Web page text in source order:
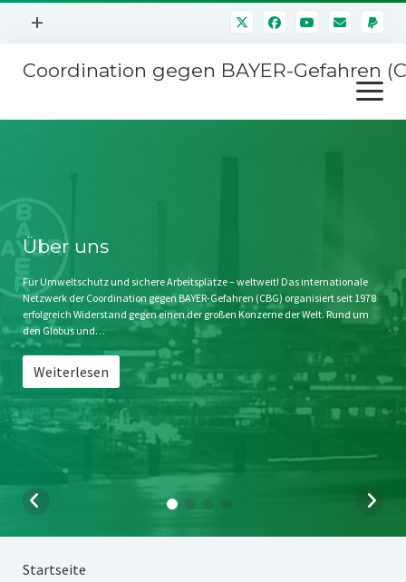
Menü
+
Mitmachen
Kontakt
Impressum
Störfälle
Coordination gegen BAYER-Gefahren
Menü
öffnen
Stichwort BAYER
Jahrestagung
SPENDEN
Über uns
Für Umweltschutz und sichere Arbeitsplätze – weltweit! Das internationale
Netzwerk der Coordination gegen BAYER-Gefahren (CBG) organisiert seit 1978
erfolgreich Widerstand gegen einen der großen Konzerne der Welt. Rund um
den Globus und…
Weiterlesen
Startseite